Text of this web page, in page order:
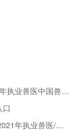
2020年执业兽医考试题目|2021年执业兽医中国兽医网官网
口
2019年全国执业兽医考试真题|2021年执业兽医/全国执业兽医网